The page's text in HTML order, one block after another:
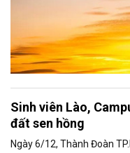
Sinh viên Lào,
đất sen hồng
Ngày 6/12, Thành Đoàn